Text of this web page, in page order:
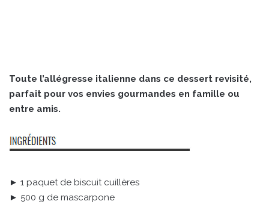
Toute l’allégresse italienne dans ce dessert revisité,
parfait pour vos envies gourmandes en famille ou
entre amis.
► 1 paquet de biscuit cuillères
► 500 g de mascarpone